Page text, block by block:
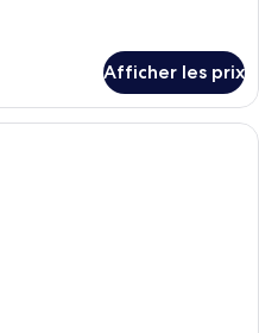
Afficher les prix
Une chambre d’hôtel moderne